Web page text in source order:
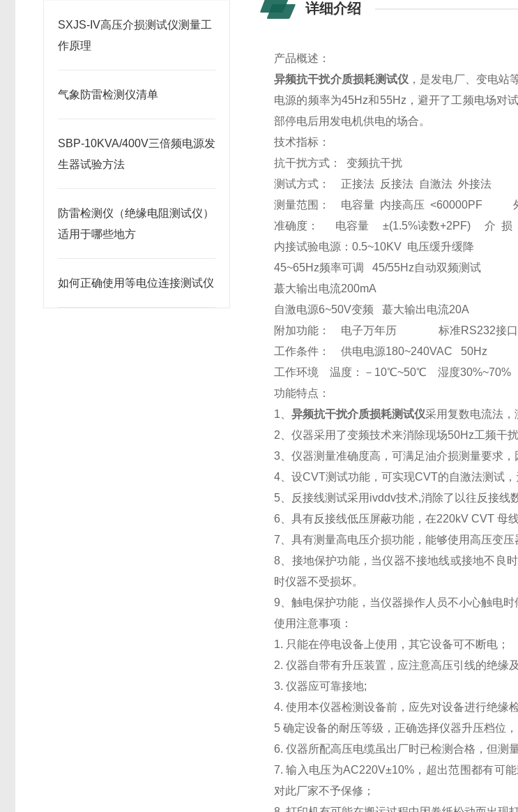
SXJS-IV高压介损测试仪测量工
作原理
气象防雷检测仪清单
SBP-10KVA/400V三倍频电源发
生器试验方法
防雷检测仪（绝缘电阻测试仪）
适用于哪些地方
如何正确使用等电位连接测试仪
详细介绍
产品概述：
异频抗干扰介质损耗测试仪 ，是发电厂、变电站
电源的频率为45Hz和55Hz，避开了工频电场对
部停电后用发电机供电的场合。
技术指标：
抗干扰方式： 变频抗干扰
测试方式： 正接法 反接法 自激法 外接法
测量范围： 电容量 内接高压 <60000PF
准确度： 电容量 ±(1.5%读数+2PF) 介 损
内接试验电源：0.5~10KV 电压缓升缓降
45~65Hz频率可调 45/55Hz自动双频测试
蕞大输出电流200mA
自激电源6~50V变频 蕞大输出电流20A
附加功能： 电子万年历 标准RS232接口
工作条件： 供电电源180~240VAC 50Hz
工作环境 温度：－10℃~50℃ 湿度30%~70%
功能特点：
1、异频抗干扰介质损耗测试仪采用复数电流法，
2、仪器采用了变频技术来消除现场50Hz工频干
3、仪器测量准确度高，可满足油介损测量要求
4、设CVT测试功能，可实现CVT的自激法测试
5、反接线测试采用ivddv技术,消除了以往反接线
6、具有反接线低压屏蔽功能，在220kV CVT 母
7、具有测量高电压介损功能，能够使用高压变
8、接地保护功能，当仪器不接地线或接地不良
时仪器不受损坏。
9、触电保护功能，当仪器操作人员不小心触电
使用注意事项：
1. 只能在停电设备上使用，其它设备可不断电；
2. 仪器自带有升压装置，应注意高压引线的绝缘
3. 仪器应可靠接地;
4. 使用本仪器检测设备前，应先对设备进行绝缘检
5 确定设备的耐压等级，正确选择仪器升压档位
6. 仪器所配高压电缆虽出厂时已检测合格，但测
7. 输入电压为AC220V±10%，超出范围都有可
对此厂家不予保修；